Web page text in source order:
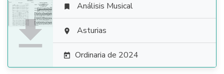

 Análisis Musical
 Asturias
 Ordinaria de 2024